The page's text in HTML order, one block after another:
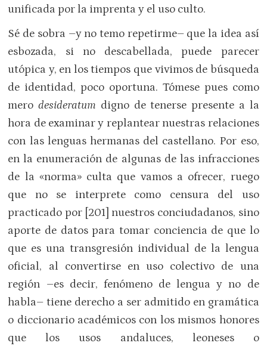
unificada por la imprenta y el uso culto.
Sé de sobra –y no temo repetirme– que la idea así
esbozada, si no descabellada, puede parecer
utópica y, en los tiempos que vivimos de búsqueda
de identidad, poco oportuna. Tómese pues como
merodesideratum digno de tenerse presente a la
hora de examinar y replantear nuestras relaciones
con las lenguas hermanas del castellano. Por eso,
en la enumeración de algunas de las infracciones
de la «norma» culta que vamos a ofrecer, ruego
que no se interprete como censura del uso
practicado por [201] nuestros conciudadanos, sino
aporte de datos para tomar conciencia de que lo
que es una transgresión individual de la lengua
oficial, al convertirse en uso colectivo de una
región –es decir, fenómeno de lengua y no de
habla– tiene derecho a ser admitido en gramática
o diccionario académicos con los mismos honores
que los usos andaluces, leoneses o